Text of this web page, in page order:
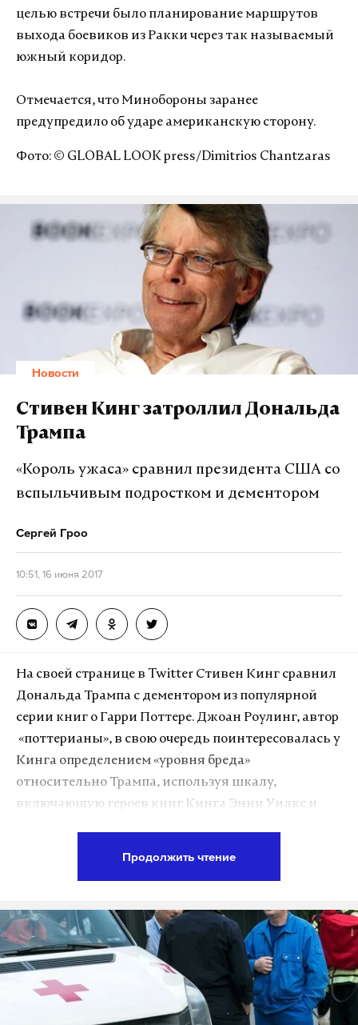
целью встречи было планирование маршрутов
выхода боевиков из Ракки через так называемый
южный коридор.
Отмечается, что Минобороны заранее
предупредило об ударе американскую сторону.
Фото: © GLOBAL LOOK press/Dimitrios Chantzaras
Новости
Стивен Кинг затроллил Дональда
Трампа
«Король ужаса» сравнил президента США со
вспыльчивым подростком и дементором
Сергей Гроо
10:51, 16 июня 2017
На своей странице в Twitter Стивен Кинг сравнил
Дональда Трампа с дементором из популярной
серии книг о Гарри Поттере. Джоан Роулинг, автор
«поттерианы», в свою очередь поинтересовалась у
Кинга определением «уровня бреда»
относительно Трампа, используя шкалу,
включающую героев книг Кинга Энни Уилкс и
есть общее с аурой дементора», —
разоткровенничался прозаик.
Основанием этому, стоит полагать, стал
инцидент, произошедший накануне. Дональд
Трамп отправил писателя в «черный список», а
Продолжить чтение